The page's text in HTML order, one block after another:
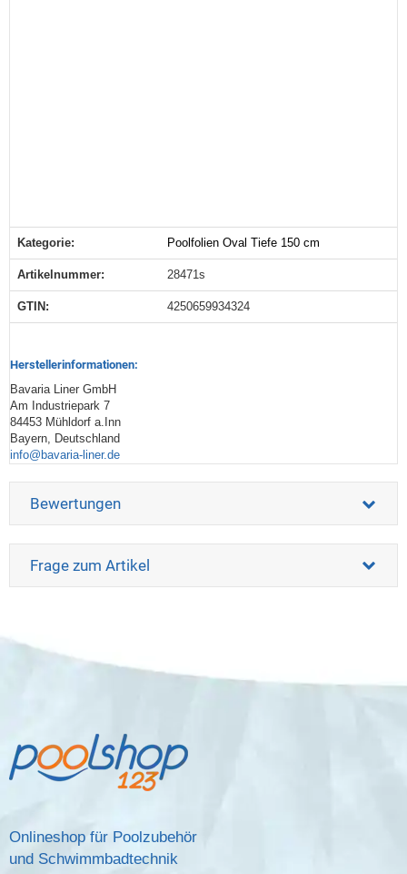
Produkteigenschaft
Wert
Kategorie: Poolfolien Oval Tiefe 150 cm
Artikelnummer: 28471s
GTIN: 4250659934324
Herstellerinformationen:
Bavaria Liner GmbH
Am Industriepark 7
84453 Mühldorf a.Inn
Bayern, Deutschland
info@bavaria-liner.de
Bewertungen
Frage zum Artikel
Onlineshop für Poolzubehör
und Schwimmbadtechnik